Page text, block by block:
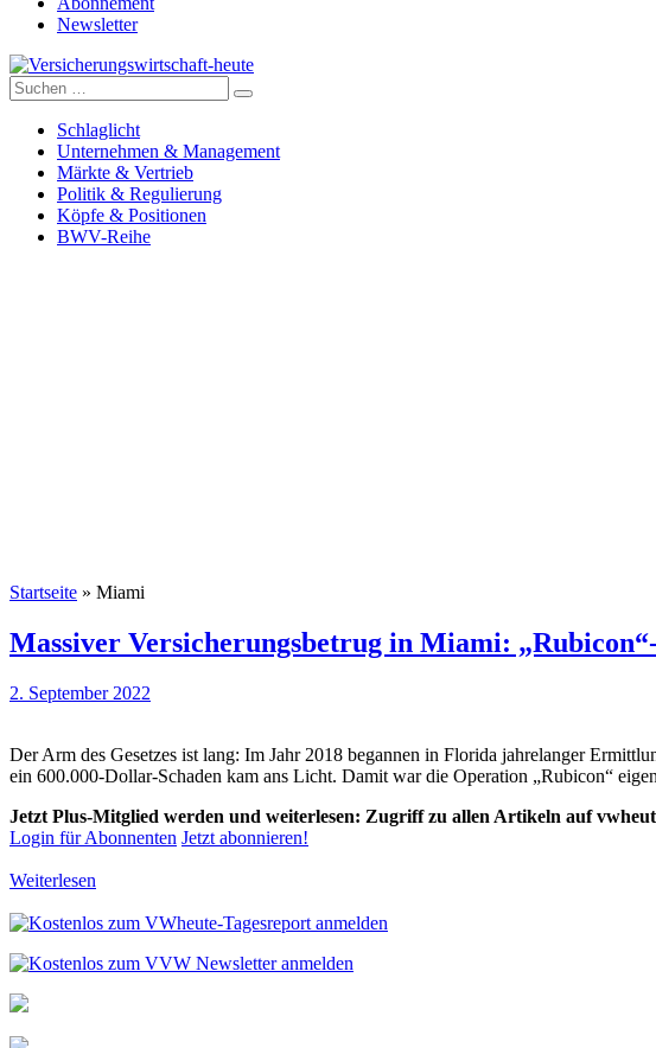
Newsletter
Versicherungswirtschaft-heute
Suche
nach:
Schlaglicht
Unternehmen & Management
Märkte & Vertrieb
Politik & Regulierung
Köpfe & Positionen
BWV-Reihe
Startseite » Miami
Massiver Versicherungsbetrug in Miami:
2. September 2022
Der Arm des Gesetzes ist lang: Im Jahr 2018 begannen in Florida jahrelanger
ein 600.000-Dollar-Schaden kam ans Licht. Damit war die Operation „Rubicon“
Jetzt Plus-Mitglied werden und weiterlesen: Zugriff zu allen Artikeln auf
Login für Abonnenten Jetzt abonnieren!
Weiterlesen